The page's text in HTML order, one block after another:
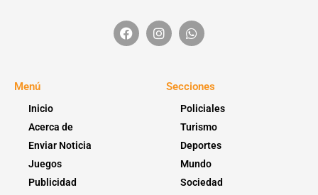
Menú
Inicio
Acerca de
Enviar Noticia
Juegos
Publicidad
Secciones
Policiales
Turismo
Deportes
Mundo
Sociedad